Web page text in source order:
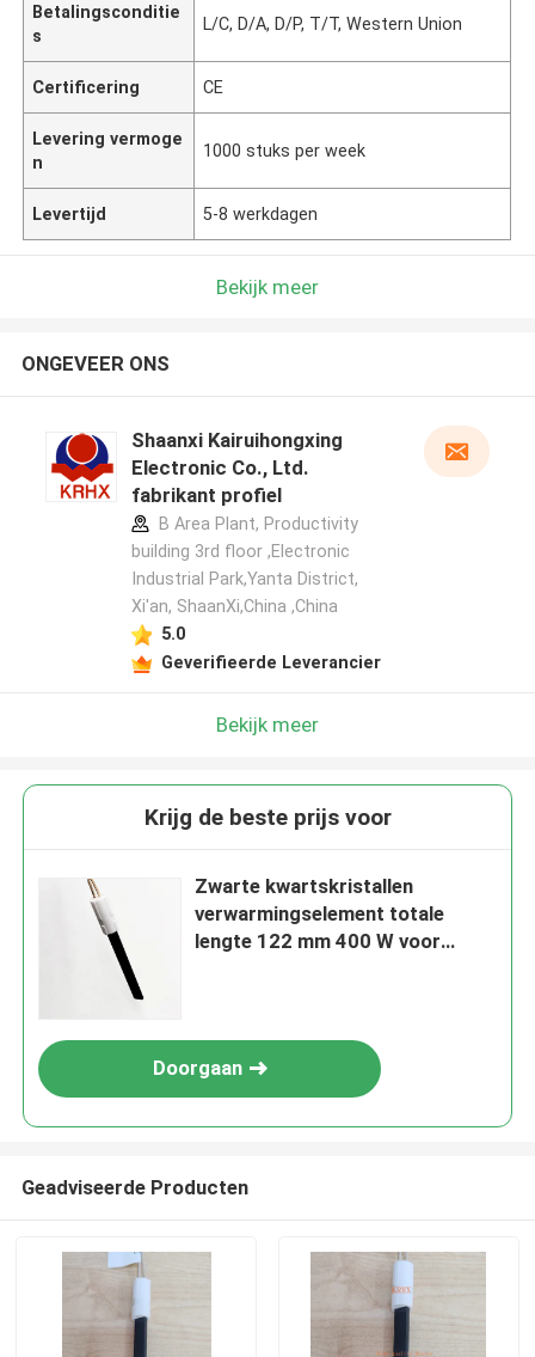
Betalingsconditie
s
L/C, D/A, D/P, T/T, Western Union
Certificering CE
Levering vermoge
n
1000 stuks per week
Levertijd 5-8 werkdagen
Bekijk meer
ONGEVEER ONS
Shaanxi Kairuihongxing
Electronic Co., Ltd.
fabrikant profiel
B Area Plant, Productivity
building 3rd floor ,Electronic
Industrial Park,Yanta District,
Xi'an, ShaanXi,China ,China
5.0
Geverifieerde Leverancier
Bekijk meer
Krijg de beste prijs voor
Zwarte kwartskristallen
verwarmingselement totale
lengte 122 mm 400 W voor
Doorgaan
Geadviseerde Producten